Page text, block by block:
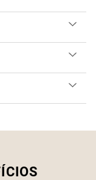
maiores